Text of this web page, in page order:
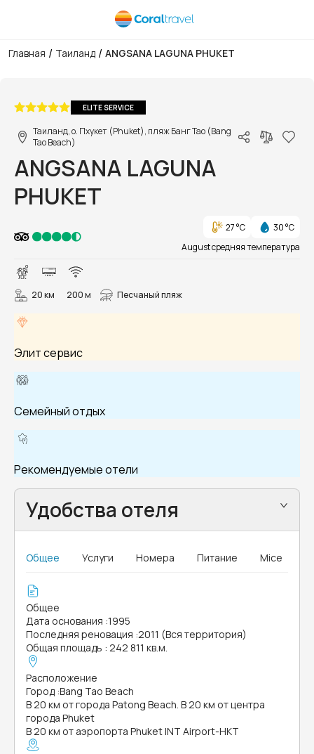
Главная / Таиланд / ANGSANA LAGUNA PHUKET
ELITE SERVICE
Таиланд, о. Пхукет (Phuket), пляж Банг Тао (Bang
Tao Beach)
ANGSANA LAGUNA
PHUKET
27 °C
30 °C
August средняя температура
20 км 200 м Песчаный пляж
Элит сервис
Семейный отдых
Рекомендуемые отели
Удобства отеля
Общее Услуги Номера Питание Mice
Общее
Дата основания :1995
Последняя реновация :2011 (Вся территория)
Общая площадь : 242 811 кв.м.
Расположение
Город :Bang Tao Beach
В 20 км от города Patong Beach. В 20 км от центра
города Phuket
В 20 км от аэропорта Phuket INT Airport-HKT